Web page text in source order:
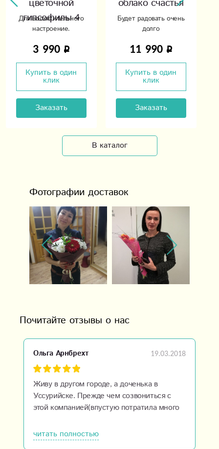
цветочной
гипсофилы 4
Для восхитительного
настроение.
3 990
Купить в один
клик
Заказать
облако счастья
Будет радовать очень
долго
11 990
Купить в один
клик
Заказать
В каталог
Фотографии доставок
Почитайте отзывы о нас
Ольга Арнбрехт 19.03.2018
Живу в другом городе, а доченька в
Уссурийске. Прежде чем созвониться с
этой компанией(впустую потратила много
доброжелательная менеджер Людмила все
ясно и подробно объяснила, связались по
читать полностью